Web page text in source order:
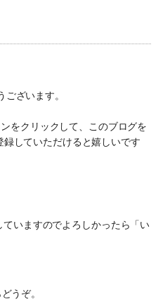
ざいます。
をクリックして、このブログを
録していただけると嬉しいです
いますのでよろしかったら「い
うぞ。